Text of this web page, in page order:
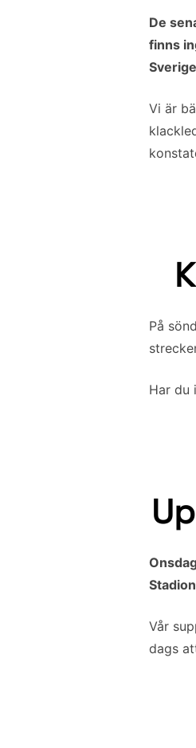
De
finns
Vi är
På
Har du
Vår
dags